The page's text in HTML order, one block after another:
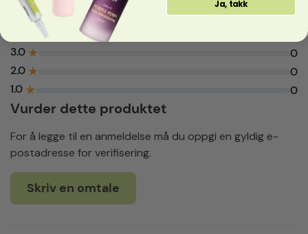
5.0★
0
3.0 ★
0
2.0 ★
0
1.0 ★ 0
Vurder dette produktet
For å legge til en anmeldelse må du oppgi en gyldig e-
postadresse for verifisering.
Skriv en omtale
Ja, takk